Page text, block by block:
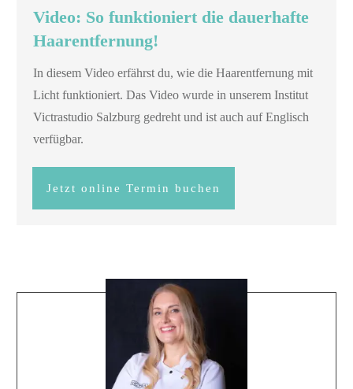
Video: So funktioniert die dauerhafte
Haarentfernung!
In diesem Video erfährst du, wie die Haarentfernung mit
Licht funktioniert. Das Video wurde in unserem Institut
Victrastudio Salzburg gedreht und ist auch auf Englisch
verfügbar.
Jetzt online Termin buchen